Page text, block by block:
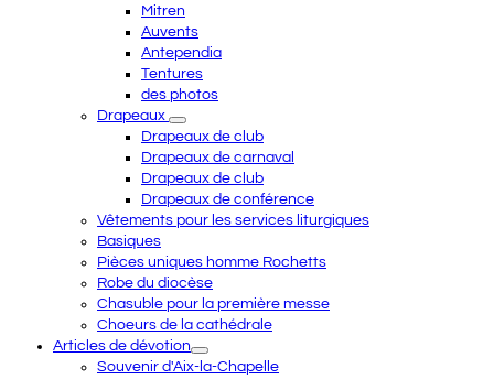
Mitren
Auvents
Antependia
Tentures
des photos
Drapeaux
Drapeaux de club
Drapeaux de carnaval
Drapeaux de club
Drapeaux de conférence
Vêtements pour les services liturgiques
Basiques
Pièces uniques homme Rochetts
Robe du diocèse
Chasuble pour la première messe
Choeurs de la cathédrale
Articles de dévotion
Souvenir d'Aix-la-Chapelle